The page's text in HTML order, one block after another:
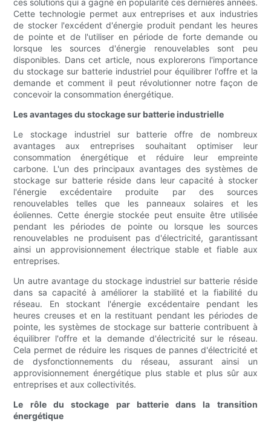
ces solutions qui a gagné en popularité ces dernières années.
Cette technologie permet aux entreprises et aux industries
de stocker l'excédent d'énergie produit pendant les heures
de pointe et de l'utiliser en période de forte demande ou
lorsque les sources d'énergie renouvelables sont peu
disponibles. Dans cet article, nous explorerons l'importance
du stockage sur batterie industriel pour équilibrer l'offre et la
demande et comment il peut révolutionner notre façon de
concevoir la consommation énergétique.
Les avantages du stockage sur batterie industrielle
Le stockage industriel sur batterie offre de nombreux
avantages aux entreprises souhaitant optimiser leur
consommation énergétique et réduire leur empreinte
carbone. L'un des principaux avantages des systèmes de
stockage sur batterie réside dans leur capacité à stocker
l'énergie excédentaire produite par des sources
renouvelables telles que les panneaux solaires et les
éoliennes. Cette énergie stockée peut ensuite être utilisée
pendant les périodes de pointe ou lorsque les sources
renouvelables ne produisent pas d'électricité, garantissant
ainsi un approvisionnement électrique stable et fiable aux
entreprises.
Un autre avantage du stockage industriel sur batterie réside
dans sa capacité à améliorer la stabilité et la fiabilité du
réseau. En stockant l'énergie excédentaire pendant les
heures creuses et en la restituant pendant les périodes de
pointe, les systèmes de stockage sur batterie contribuent à
équilibrer l'offre et la demande d'électricité sur le réseau.
Cela permet de réduire les risques de pannes d'électricité et
de dysfonctionnements du réseau, assurant ainsi un
approvisionnement énergétique plus stable et plus sûr aux
entreprises et aux collectivités.
Le rôle du stockage par batterie dans la transition
énergétique